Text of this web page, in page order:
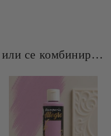
Продукта е подобен или се комбинира добре и със следните продукти :